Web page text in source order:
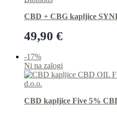
CBD + CBG kapljice
49,90 €
-17%
Ni na zalogi
CBD kapljice Five 5%